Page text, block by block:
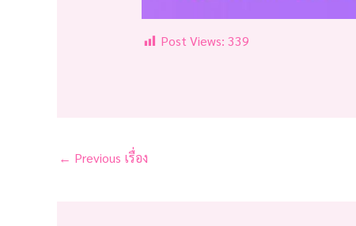
Post Views: 339
← Previous เรื่อง